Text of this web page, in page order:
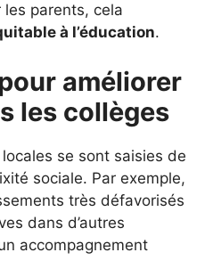
les parents, cela
à l’éducation.
améliorer
les collèges
se sont saisies de
sociale. Par exemple,
très défavorisés
dans d’autres
accompagnement